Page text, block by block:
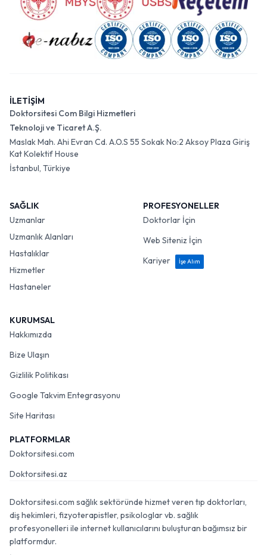
İLETİŞİM
Doktorsitesi Com Bilgi Hizmetleri
Teknoloji ve Ticaret A.Ş.
Maslak Mah. Ahi Evran Cd. A.O.S 55 Sokak No:2 Aksoy Plaza Giriş
Kat Kolektif House
İstanbul, Türkiye
SAĞLIK
Uzmanlar
Uzmanlık Alanları
Hastalıklar
Hizmetler
Hastaneler
PROFESYONELLER
Doktorlar İçin
Web Siteniz İçin
Kariyer
İşe Alım
KURUMSAL
Hakkımızda
Bize Ulaşın
Gizlilik Politikası
Google Takvim Entegrasyonu
Site Haritası
PLATFORMLAR
Doktorsitesi.com
Doktorsitesi.az
Doktorsitesi.com sağlık sektöründe hizmet veren tıp doktorları,
diş hekimleri, fizyoterapistler, psikologlar vb. sağlık
profesyonelleri ile internet kullanıcılarını buluşturan bağımsız bir
platformdur.